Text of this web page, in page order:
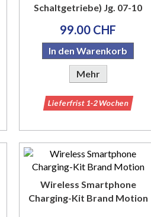
Schaltgetriebe) Jg. 07-10
99.00 CHF
In den Warenkorb
Mehr
Lieferfrist 1-2 Wochen
Wireless Smartphone
Charging-Kit Brand Motion